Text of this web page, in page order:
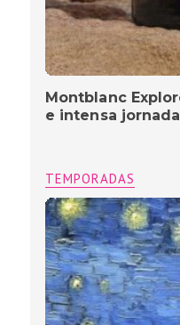
Montblanc
e intensa
TEMPORADAS